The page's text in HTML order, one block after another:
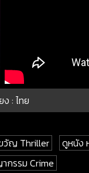
ง : ไทย
วัญ Thriller ดูหนัง
กรรม Crime